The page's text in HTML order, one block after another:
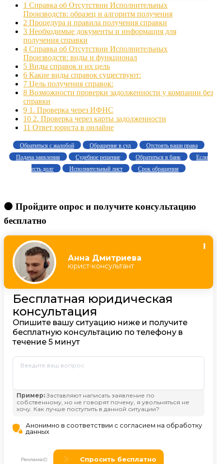
1 Справка об Отсутствии Исполнительных
Производств: образец и алгоритм получения
2 Процедура и правила получения справки
3 Необходимые документы и информация для
получения справки
4 Справка об Отсутствии Исполнительных
Производств: виды и функционал
5 Виды справок и их цель
6 Какие виды справок существуют:
7 Цель получения справок:
8 Возможности проверки задолженности у компании без
справки
9 1. Проверка через ИФНС
10 2. Проверка через карты задолженности
11 Ответ юриста в онлайне
Обратиться с жалобой Обращение в суд
Отстоять ваши права
Подача заявления
Судебное решение Обратиться в банк
Если
есть долг
Исполнительный лист Срок обращения
🟠 Пройдите опрос и получите консультацию
бесплатно